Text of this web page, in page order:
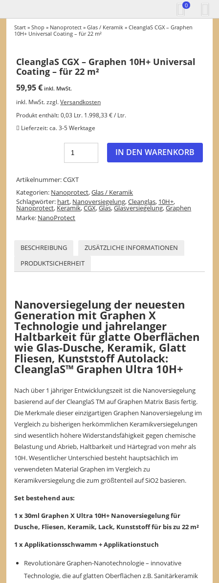
0
Start »Shop » Nanoprotect »Glas / Keramik » CleanglaS CGX – Graphen
10H+ Universal Coating – für 22 m²
CleanglaS CGX – Graphen 10H+ Universal
Coating – für 22 m²
59,95€ inkl. MwSt.
inkl. MwSt. zzgl.Versandkosten
Produkt enthält: 0,03 Ltr. 1.998,33€/ Ltr.
Lieferzeit:ca. 3-5 Werktage
IN DEN WARENKORB
Artikelnummer:CGXT
Kategorien: Nanoprotect,Glas / Keramik
Schlagwörter: hart, Nanoversiegelung,Cleanglas, 10H+,
Nanoprotect, Keramik,CGX,Glas,Glasversiegelung,Graphen
Marke: NanoProtect
BESCHREIBUNG
ZUSÄTZLICHE INFORMATIONEN
PRODUKTSICHERHEIT
Nanoversiegelung der neuesten
Generation mit Graphen X
Technologie und jahrelanger
Haltbarkeit für glatte Oberflächen
wie Glas-Dusche, Keramik, Glatt
Fliesen, Kunststoff Autolack:
CleanglaS™ Graphen Ultra 10H+
Nach über 1 jähriger Entwicklungszeit ist die Nanoversiegelung
basierend auf der CleanglaS TM auf Graphen Matrix Basis fertig.
Die Merkmale dieser einzigartigen Graphen Nanoversiegelung im
Vergleich zu bisherigen herkömmlichen Keramikversiegelungen
sind wesentlich höhere Widerstandsfähigkeit gegen chemische
Belastung und Abrieb, Haltbarkeit und Härtegrad von mehr als
10H. Wesentlicher Unterschied besteht hauptsächlich im
verwendeten Material Graphen im Vergleich zu
Keramikversiegelung die zum größtenteil auf SiO2 basieren.
Set bestehend aus:
1 x 30ml Graphen X Ultra 10H+ Nanoversiegelung für
Dusche, Fliesen, Keramik, Lack, Kunststoff für bis zu 22 m²
1 x Applikationsschwamm + Applikationstuch
Revolutionäre Graphen-Nanotechnologie – innovative
Technologie, die auf glatten Oberflächen z.B. Sanitärkeramik